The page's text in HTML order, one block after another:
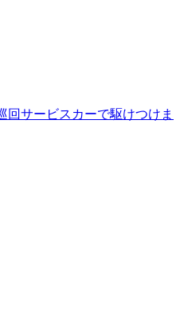
回サービスカーで駆けつけま